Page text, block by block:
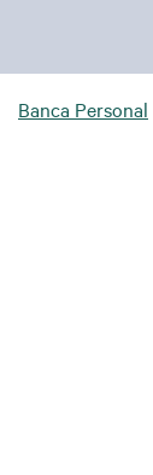
Banca Personal